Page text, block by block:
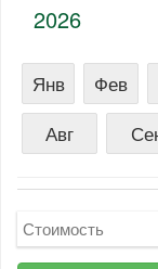
2026
Янв Фев
Авг
Стоимость